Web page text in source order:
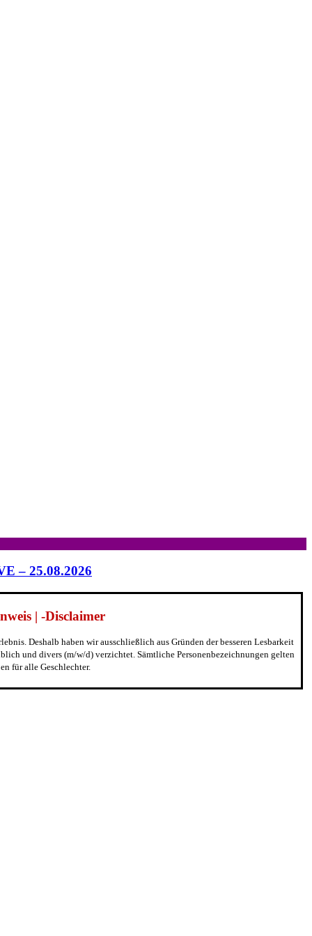
– 25.08.2026
| -Disclaimer
Deshalb haben wir ausschließlich aus Gründen der besseren Lesbarkeit
und divers (m/w/d) verzichtet. Sämtliche Personenbezeichnungen gelten
für alle Geschlechter.